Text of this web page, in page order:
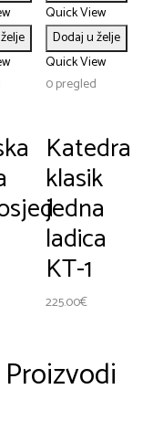
Quick View
Dodaj u želje
Quick View
0 pregled
Katedra
klasik
jedna
ladica
KT-1
225.00€